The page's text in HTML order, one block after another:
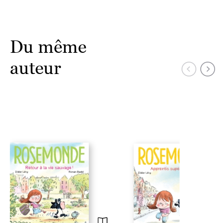
Du même
auteur